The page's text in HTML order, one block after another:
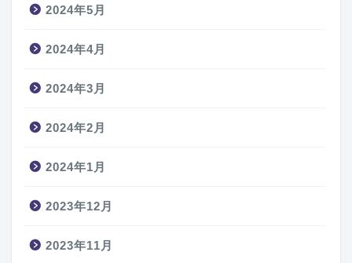
2024年5月
2024年4月
2024年3月
2024年2月
2024年1月
2023年12月
2023年11月